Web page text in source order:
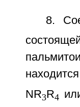
8.
NR3R4